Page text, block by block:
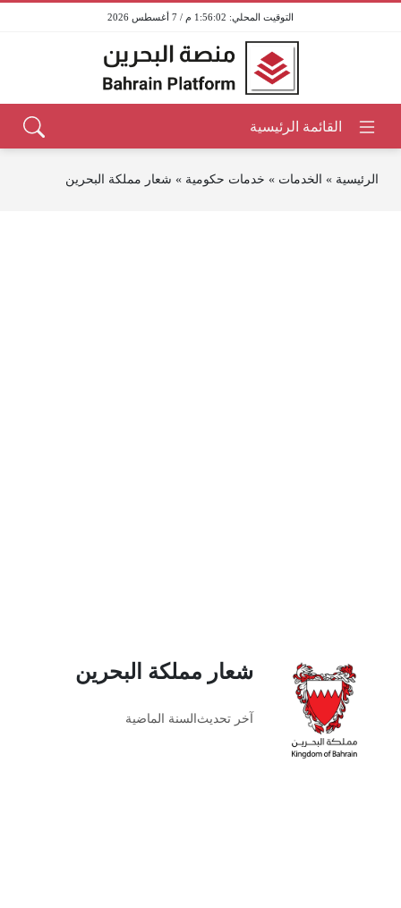
1:56:02 م / 7 أغسطس 2026
الرئيسية » الخدمات » خدمات حكومية » شعار مملكة البحرين
شعار مملكة البحرين
آخر تحديث السنة الماضية